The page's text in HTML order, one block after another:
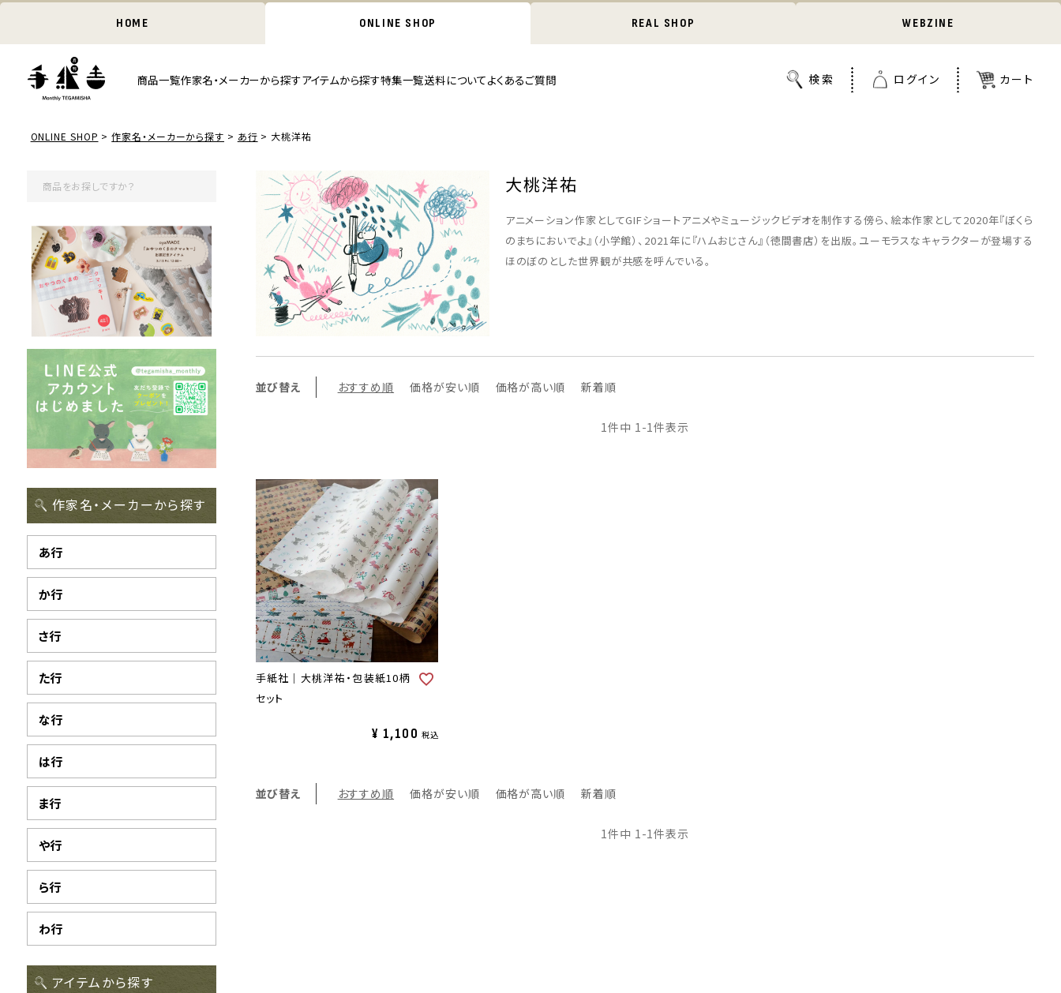
HOME ONLINE SHOP REAL SHOP WEBZINE
商品一覧作家名・メーカーから探すアイテムから探す特集一覧送料についてよくあるご質問
ONLINE SHOP 作家名・メーカーから探す あ行 大桃洋祐
作家名・メーカーから探す
あ行
か行
さ行
た行
な行
は行
ま行
や行
ら行
わ行
アイテムから探す
大桃洋祐
アニメーション作家としてGIFショートアニメやミュージックビデオを制作する傍ら、絵本作家として2020年『ぼくら
のまちにおいでよ』（小学館）、2021年に『ハムおじさん』（徳間書店）を出版。ユーモラスなキャラクターが登場する
ほのぼのとした世界観が共感を呼んでいる。
並び替え おすすめ順 価格が安い順 価格が高い順 新着順
1件中 1-1件表示
手紙社｜大桃洋祐・包装紙10柄
セット
¥ 1,100 税込
並び替え おすすめ順 価格が安い順 価格が高い順 新着順
1件中 1-1件表示